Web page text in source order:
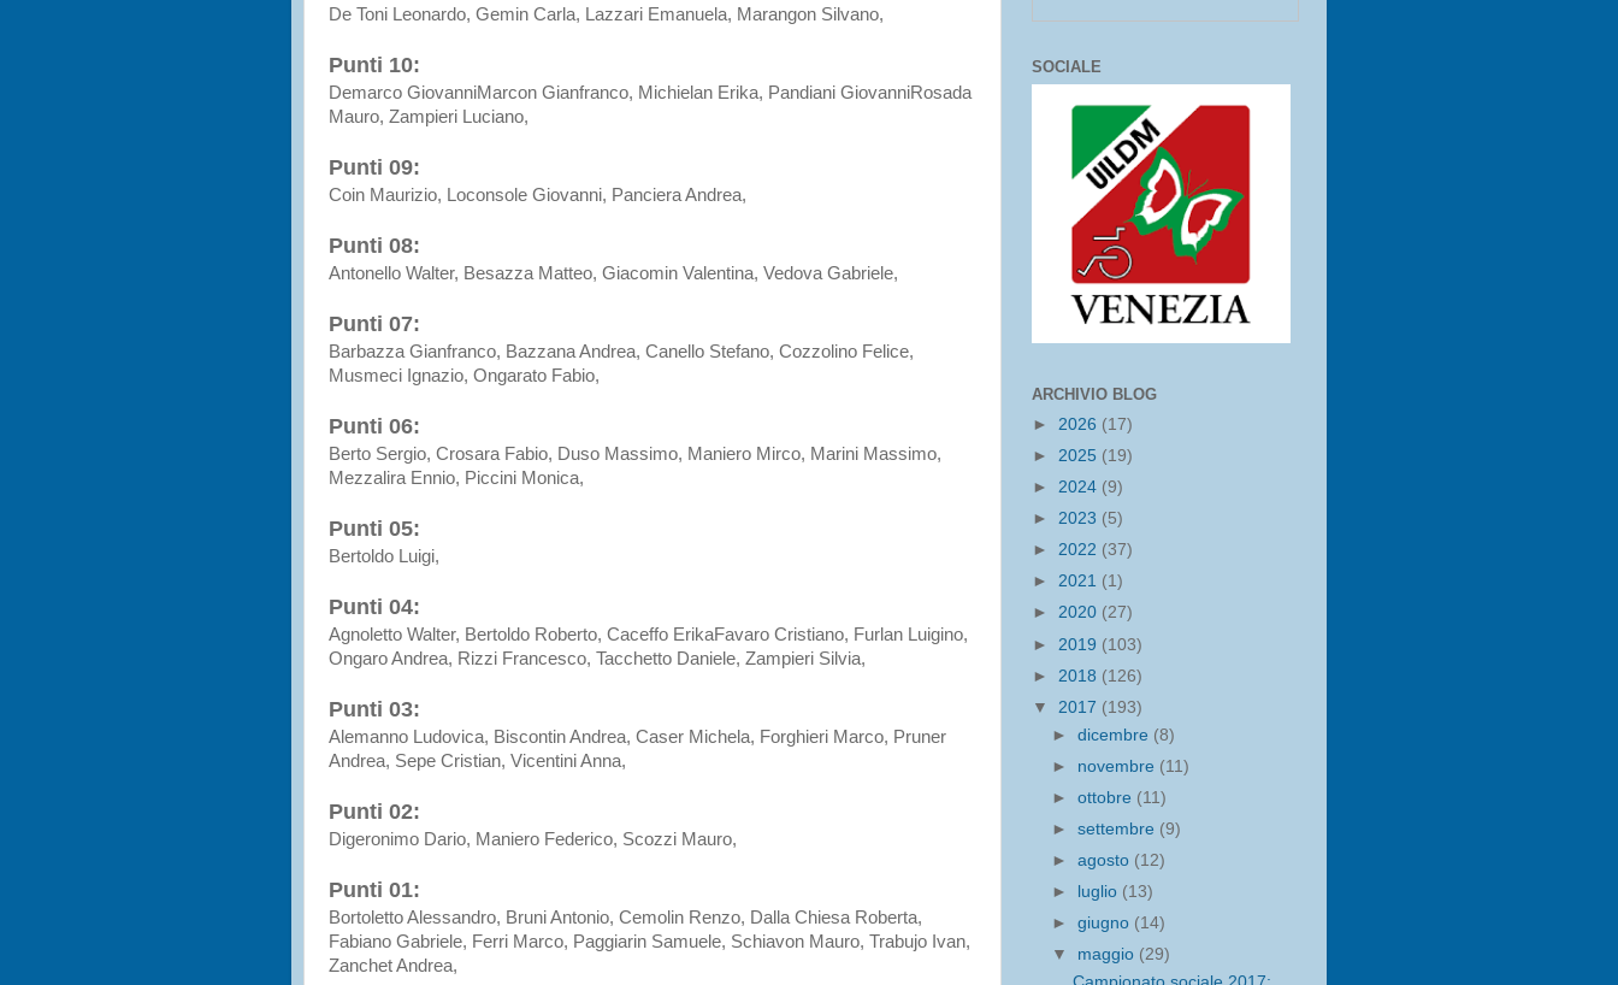
De Toni Leonardo, Gemin Carla, Lazzari Emanuela, Marangon Silvano,
Punti 10:
Demarco GiovanniMarcon Gianfranco, Michielan Erika, Pandiani GiovanniRosada
Mauro, Zampieri Luciano,
Punti 09:
Coin Maurizio, Loconsole Giovanni, Panciera Andrea,
Punti 08:
Antonello Walter, Besazza Matteo, Giacomin Valentina, Vedova Gabriele,
Punti 07:
Barbazza Gianfranco, Bazzana Andrea, Canello Stefano, Cozzolino Felice,
Musmeci Ignazio, Ongarato Fabio,
Punti 06:
Berto Sergio, Crosara Fabio, Duso Massimo, Maniero Mirco, Marini Massimo,
Mezzalira Ennio, Piccini Monica,
Punti 05:
Bertoldo Luigi,
Punti 04:
Agnoletto Walter, Bertoldo Roberto, Caceffo ErikaFavaro Cristiano, Furlan Luigino,
Ongaro Andrea, Rizzi Francesco, Tacchetto Daniele, Zampieri Silvia,
Punti 03:
Alemanno Ludovica, Biscontin Andrea, Caser Michela, Forghieri Marco, Pruner
Andrea, Sepe Cristian, Vicentini Anna,
Punti 02:
Digeronimo Dario, Maniero Federico, Scozzi Mauro,
Punti 01:
Bortoletto Alessandro, Bruni Antonio, Cemolin Renzo, Dalla Chiesa Roberta,
Fabiano Gabriele, Ferri Marco, Paggiarin Samuele, Schiavon Mauro, Trabujo Ivan,
Zanchet Andrea,
SOCIALE
ARCHIVIO BLOG
► 2026 (17)
► 2025 (19)
► 2024 (9)
► 2023 (5)
► 2022 (37)
► 2021 (1)
► 2020 (27)
► 2019 (103)
► 2018 (126)
▼ 2017 (193)
►dicembre (8)
► novembre (11)
►ottobre (11)
►settembre (9)
►agosto (12)
►
luglio (13)
►giugno (14)
▼ maggio (29)